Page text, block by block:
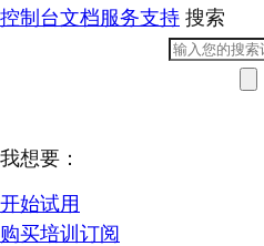
控制台文档服务支持 搜索
我想要：
开始试用
购买培训订阅